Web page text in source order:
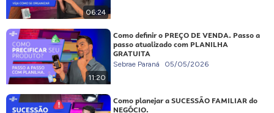
06:24
11:20
Como definir o PREÇO DE VENDA. Passo a
passo atualizado com PLANILHA
GRATUITA
Sebrae Paraná 05/05/2026
Como planejar a SUCESSÃO FAMILIAR do
NEGÓCIO.